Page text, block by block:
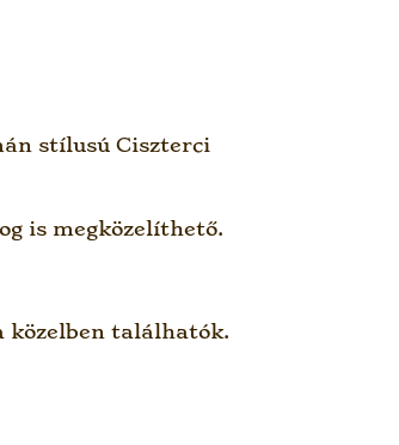
stílusú Ciszterci
is megközelíthető.
közelben találhatók.